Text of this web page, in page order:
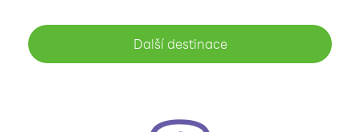
Další destinace